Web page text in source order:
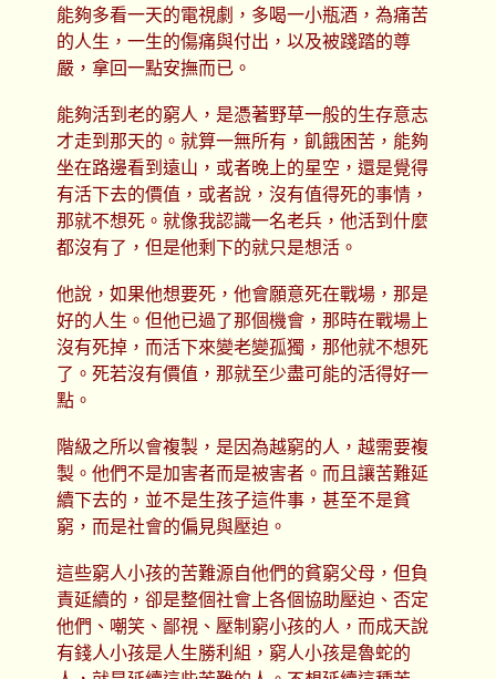
能夠多看一天的電視劇，多喝一小瓶酒，為痛苦
的人生，一生的傷痛與付出，以及被踐踏的尊
嚴，拿回一點安撫而已。
能夠活到老的窮人，是憑著野草一般的生存意志
才走到那天的。就算一無所有，飢餓困苦，能夠
坐在路邊看到遠山，或者晚上的星空，還是覺得
有活下去的價值，或者說，沒有值得死的事情，
那就不想死。就像我認識一名老兵，他活到什麼
都沒有了，但是他剩下的就只是想活。
他說，如果他想要死，他會願意死在戰場，那是
好的人生。但他已過了那個機會，那時在戰場上
沒有死掉，而活下來變老變孤獨，那他就不想死
了。死若沒有價值，那就至少盡可能的活得好一
點。
階級之所以會複製，是因為越窮的人，越需要複
製。他們不是加害者而是被害者。而且讓苦難延
續下去的，並不是生孩子這件事，甚至不是貧
窮，而是社會的偏見與壓迫。
這些窮人小孩的苦難源自他們的貧窮父母，但負
責延續的，卻是整個社會上各個協助壓迫、否定
他們、嘲笑、鄙視、壓制窮小孩的人，而成天說
有錢人小孩是人生勝利組，窮人小孩是魯蛇的